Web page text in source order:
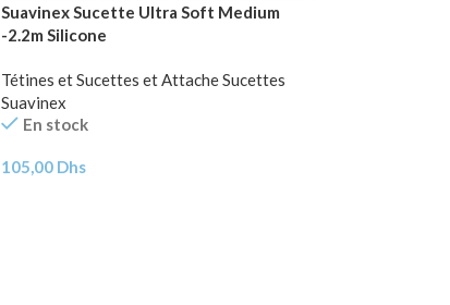
Suavinex Sucette Ultra Soft Medium
-2.2m Silicone
Tétines et Sucettes et Attache Sucettes
Suavinex
En stock
105,00 Dhs